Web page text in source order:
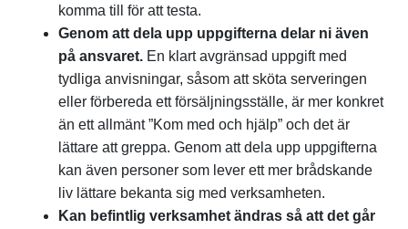
komma till för att testa.
Genom att dela upp uppgifterna delar ni även
på ansvaret. En klart avgränsad uppgift med
tydliga anvisningar, såsom att sköta serveringen
eller förbereda ett försäljningsställe, är mer konkret
än ett allmänt ”Kom med och hjälp” och det är
lättare att greppa. Genom att dela upp uppgifterna
kan även personer som lever ett mer brådskande
liv lättare bekanta sig med verksamheten.
Kan befintlig verksamhet ändras så att det går